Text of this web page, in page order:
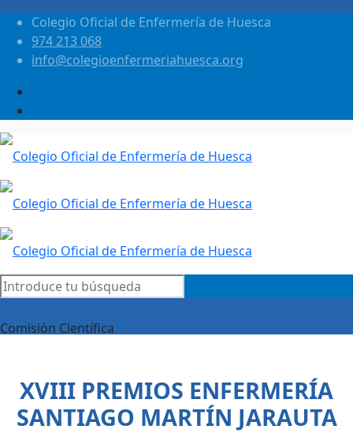
Colegio Oficial de Enfermería de Huesca
974 213 068
info@colegioenfermeriahuesca.org
Comisión Científica
XVIII PREMIOS ENFERMERÍA
SANTIAGO MARTÍN JARAUTA